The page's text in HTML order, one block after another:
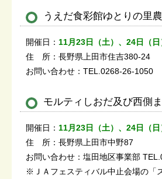
うえだ食彩館ゆとりの里
開催日： 11月23日（土）、24日（日
住 所：長野県上田市住吉380-24
お問い合わせ：TEL.0268-26-1050
モルティしおだ及び西側
開催日： 11月23日（土）、24日（日
住 所：長野県上田市中野87
お問い合わせ：塩田地区事業部
※ＪＡフェスティバル中止会場の「